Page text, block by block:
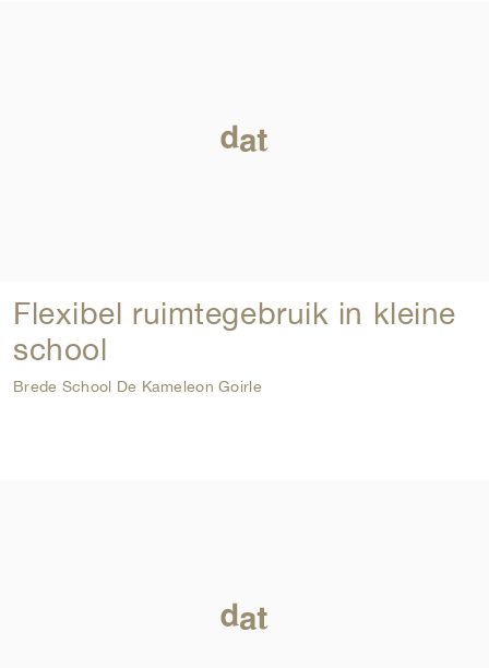
Flexibel ruimtegebruik in kleine
school
Brede School De Kameleon Goirle